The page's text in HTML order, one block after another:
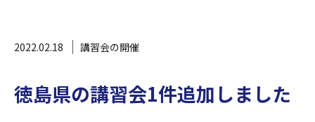
2022.02.18 講習会の開催
徳島県の講習会1件追加しました